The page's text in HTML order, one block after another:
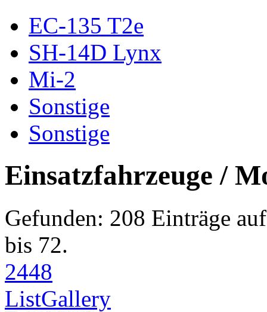
EC-135 T2e
SH-14D Lynx
Mi-2
Sonstige
Sonstige
Einsatzfahrzeuge /
Gefunden: 208 Einträge
bis 72.
2448
ListGallery